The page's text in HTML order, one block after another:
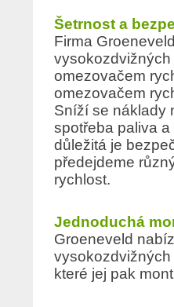
Šetrnost a
Firma
omezovačem
omezovačem
Sníží se náklady
spotřeba paliva
důležitá je
předejdeme
rychlost.
Jednoduchá
Groeneveld
které jej pak